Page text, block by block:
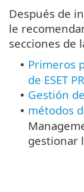
Después de
le
secciones de
• Primeros
de ESET
• Gestión
• métodos
gestionar